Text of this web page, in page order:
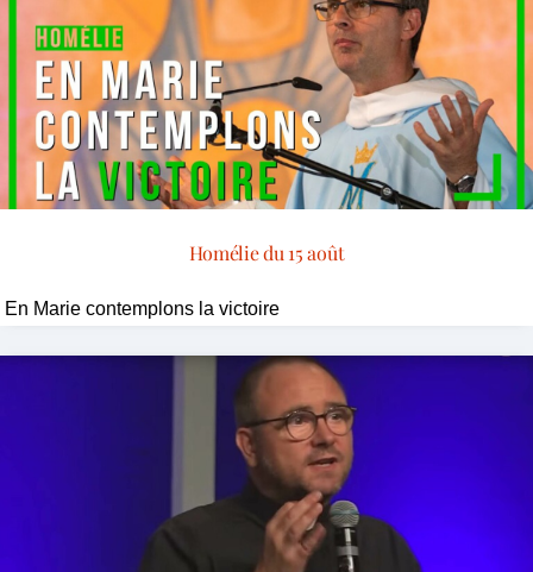
Homélie du 15 août
En Marie contemplons la victoire